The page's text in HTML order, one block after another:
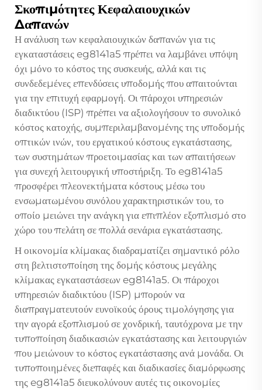
Σκοπιμότητες Κεφαλαιουχικών
Δαπανών
Η ανάλυση των κεφαλαιουχικών δαπανών για τις
εγκαταστάσεις eg8141a5 πρέπει να λαμβάνει υπόψη
όχι μόνο το κόστος της συσκευής, αλλά και τις
συνδεδεμένες επενδύσεις υποδομής που απαιτούνται
για την επιτυχή εφαρμογή. Οι πάροχοι υπηρεσιών
διαδικτύου (ISP) πρέπει να αξιολογήσουν το συνολικό
κόστος κατοχής, συμπεριλαμβανομένης της υποδομής
οπτικών ινών, του εργατικού κόστους εγκατάστασης,
των συστημάτων προετοιμασίας και των απαιτήσεων
για συνεχή λειτουργική υποστήριξη. Το eg8141a5
προσφέρει πλεονεκτήματα κόστους μέσω του
ενσωματωμένου συνόλου χαρακτηριστικών του, το
οποίο μειώνει την ανάγκη για επιπλέον εξοπλισμό στο
χώρο του πελάτη σε πολλά σενάρια εγκατάστασης.
Η οικονομία κλίμακας διαδραματίζει σημαντικό ρόλο
στη βελτιστοποίηση της δομής κόστους μεγάλης
κλίμακας εγκαταστάσεων eg8141a5. Οι πάροχοι
υπηρεσιών διαδικτύου (ISP) μπορούν να
διαπραγματευτούν ευνοϊκούς όρους τιμολόγησης για
την αγορά εξοπλισμού σε χονδρική, ταυτόχρονα με την
τυποποίηση διαδικασιών εγκατάστασης και λειτουργιών
που μειώνουν το κόστος εγκατάστασης ανά μονάδα. Οι
τυποποιημένες διεπαφές και διαδικασίες διαμόρφωσης
της eg8141a5 διευκολύνουν αυτές τις οικονομίες